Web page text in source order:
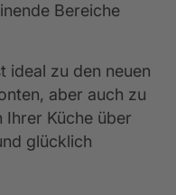
Bereiche
ideal zu den neuen
aber auch zu
Ihrer Küche über
glücklich